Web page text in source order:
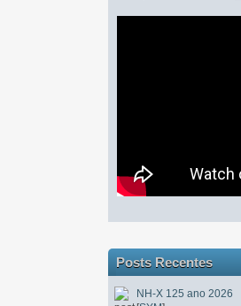
Posts Recentes
NH-X 125 ano 2026